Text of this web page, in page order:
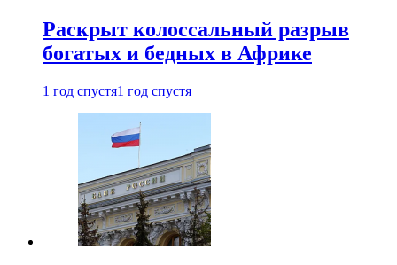
Раскрыт колоссальный разрыв
богатых и бедных в Африке
1 год спустя1 год спустя